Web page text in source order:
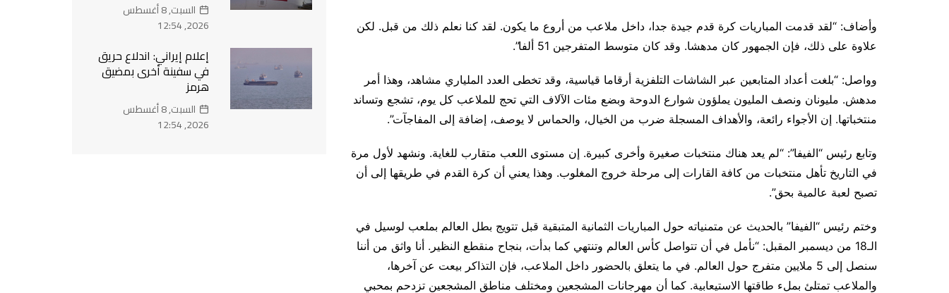
وأضاف: “لقد قدمت المباريات كرة قدم جيدة جدا، داخل ملاعب من أروع ما يكون. لقد كنا نعلم ذلك من قبل. لكن
علاوة على ذلك، فإن الجمهور كان مدهشا. وقد كان متوسط المتفرجين 51 ألفا”.
وواصل: “بلغت أعداد المتابعين عبر الشاشات التلفزية أرقاما قياسية، وقد تخطى العدد الملياري مشاهد، وهذا أمر
مدهش. مليونان ونصف المليون يملؤون شوارع الدوحة وبضع مئات الآلاف التي تحج للملاعب كل يوم، تشجع وتساند
منتخباتها. إن الأجواء رائعة، والأهداف المسجلة ضرب من الخيال، والحماس لا يوصف، إضافة إلى المفاجآت”.
وتابع رئيس “الفيفا”: “لم يعد هناك منتخبات صغيرة وأخرى كبيرة. إن مستوى اللعب متقارب للغاية. ونشهد لأول مرة
في التاريخ تأهل منتخبات من كافة القارات إلى مرحلة خروج المغلوب. وهذا يعني أن كرة القدم في طريقها إلى أن
تصبح لعبة عالمية بحق”.
وختم رئيس “الفيفا” بالحديث عن متمنياته حول المباريات الثمانية المتبقية قبل تتويج بطل العالم بملعب لوسيل في
الـ18 من ديسمبر المقبل: “نأمل في أن تتواصل كأس العالم وتنتهي كما بدأت، بنجاح منقطع النظير. أنا واثق من أننا
سنصل إلى 5 ملايين متفرج حول العالم. في ما يتعلق بالحضور داخل الملاعب، فإن التذاكر بيعت عن آخرها،
والملاعب تمتلئ بملء طاقتها الاستيعابية. كما أن مهرجانات المشجعين ومختلف مناطق المشجعين تزدحم بمحبي
السبت, 8 أغسطس
2026, 12:54
إعلام إيراني: اندلاع حريق
في سفينة أخرى بمضيق
هرمز
السبت, 8 أغسطس
2026, 12:54